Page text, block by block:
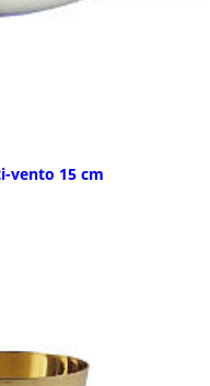
vento 15 cm